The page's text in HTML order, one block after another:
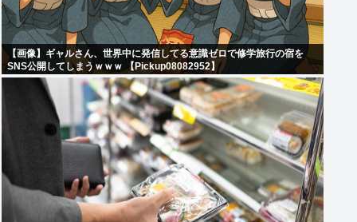
【画像】ギャルさん、世界中に発信してる意識ゼロで修学旅行の宿を
SNS公開してしまうｗｗｗ 【Pickup08082952】